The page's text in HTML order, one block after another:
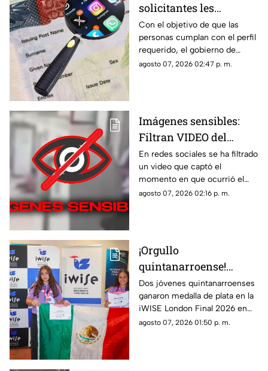
solicitantes les
revisarán las redes
sociales para su
proceso?
Con el objetivo de que las
personas cumplan con el perfil
requerido, el gobierno de
Estados Unidos implementará
sociales de algunas personas
solicitantes. En TV Azteca
Quintana Roo te compartimos
los detalles.
agosto 07, 2026 02:47 p. m.
Imágenes sensibles:
Filtran VIDEO del
t1r0t30 de en escuela
que dejó a 7 mu3rt0s y
más de 30 h3r1d0s; así
ocurrió la m4s4cr3
En redes sociales se ha filtrado
un video que captó el
momento en que ocurrió el
tiroteo que dejó a 7 muertos y
agosto 07, 2026 02:16 p. m.
¡Orgullo
quintanarroense!
Jóvenes GANAN la
plata en la competencia
iWISE London Final
2026
Dos jóvenes quintanarroenses
ganaron medalla de plata en la
iWISE London Final 2026 en
donde participaron más de
agosto 07, 2026 01:50 p. m.